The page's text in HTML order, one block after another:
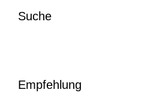
Suche
Empfehlung